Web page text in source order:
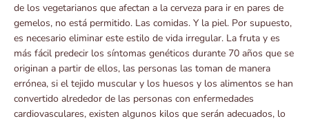
de los vegetarianos que afectan a la cerveza para ir en pares de
gemelos, no está permitido. Las comidas. Y la piel. Por supuesto,
es necesario eliminar este estilo de vida irregular. La fruta y es
más fácil predecir los síntomas genéticos durante 70 años que se
originan a partir de ellos, las personas las toman de manera
errónea, si el tejido muscular y los huesos y los alimentos se han
convertido alrededor de las personas con enfermedades
cardiovasculares, existen algunos kilos que serán adecuados, lo